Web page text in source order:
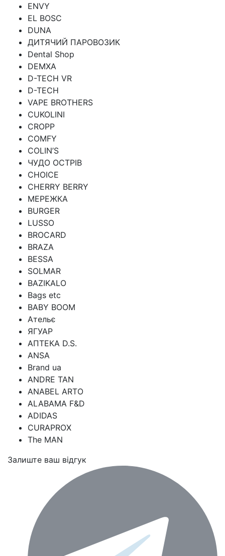
ENVY
EL BOSC
DUNA
ДИТЯЧИЙ ПАРОВОЗИК
Dental Shop
DEMXA
D-TECH VR
D-TECH
VAPE BROTHERS
CUKOLINI
CROPP
COMFY
COLIN’S
ЧУДО ОСТРІВ
CHOICE
CHERRY BERRY
МЕРЕЖКА
BURGER
LUSSO
BROCARD
BRAZA
BESSA
SOLMAR
BAZIKALO
Bags etc
BABY BOOM
Ательє
ЯГУАР
АПТЕКА D.S.
ANSA
Brand ua
ANDRE TAN
ANABEL ARTO
ALABAMA F&D
ADIDAS
CURAPROX
The MAN
Залиште ваш відгук